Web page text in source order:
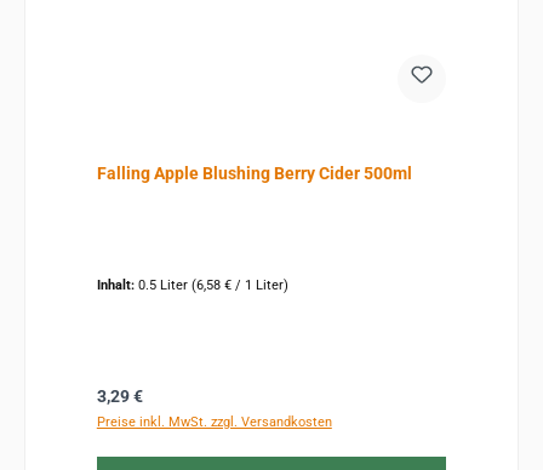
Falling Apple Blushing Berry Cider 500ml
Inhalt: 0.5 Liter (6,58 € / 1 Liter)
Regulärer Preis:
3,29 €
Preise inkl. MwSt. zzgl. Versandkosten